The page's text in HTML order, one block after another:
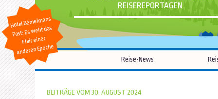
REISEREPORTAGEN
Hotel Bemelmans
Post: Es weht das
Flair einer
anderen Epoche
Reise-News
BEITRÄGE VOM 30. AUGUST 2024